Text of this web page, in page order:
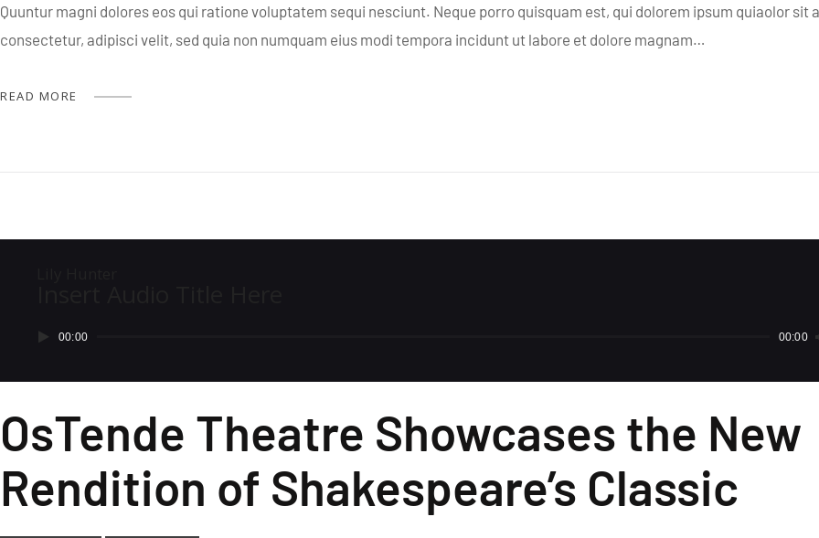
Quuntur magni dolores eos qui ratione voluptatem sequi nesciunt. Neque porro quisquam est, qui dolorem ipsum quiaolor sit
consectetur, adipisci velit, sed quia non numquam eius modi tempora incidunt ut labore et dolore magnam…
READ MORE
audio00:00 00:00
OsTende Theatre Showcases the New
Rendition of Shakespeare’s Classic